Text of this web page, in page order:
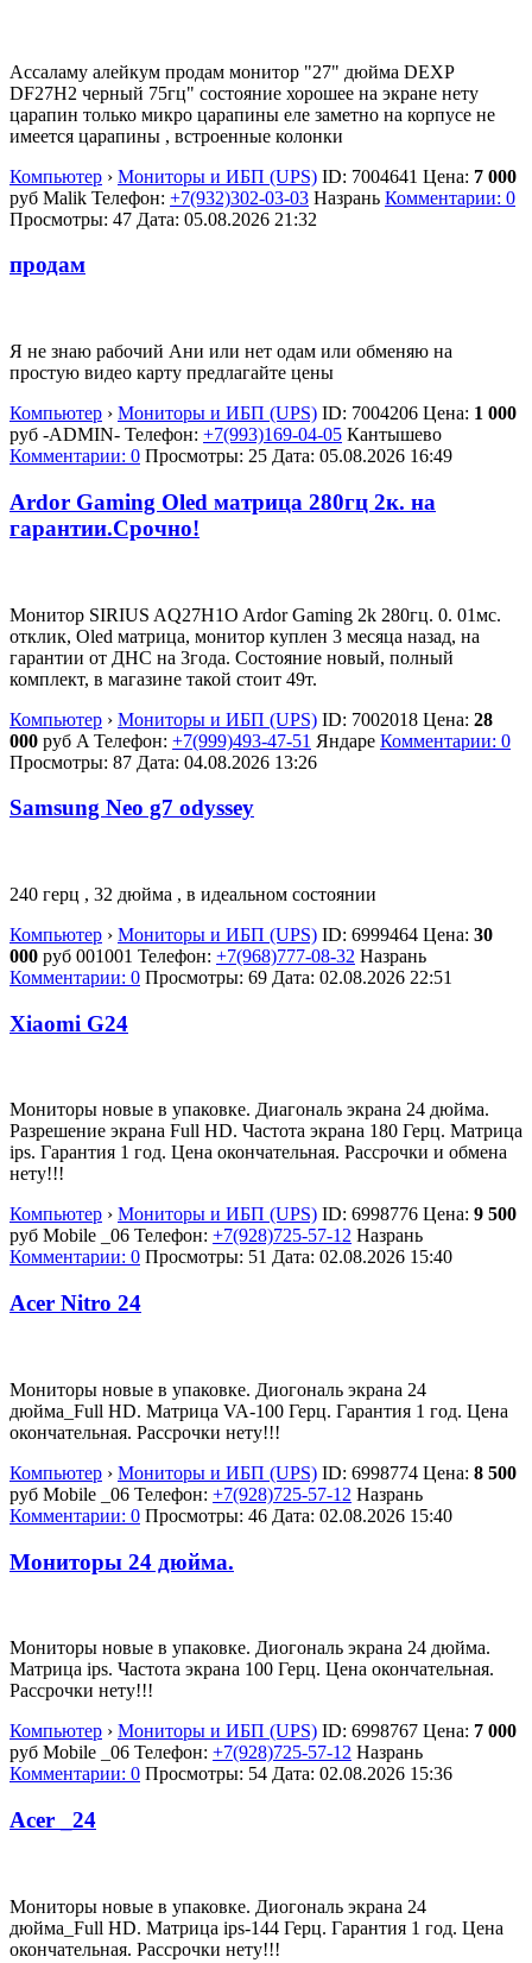
Ассаламу алейкум продам монитор "27" дюйма DEXP
DF27H2 черный 75гц" состояние хорошее на экране нету
царапин только микро царапины еле заметно на корпусе не
имеется царапины , встроенные колонки
Компьютер › Мониторы и ИБП (UPS) ID: 7004641 Цена: 7 000
руб Malik Телефон: +7(932)302-03-03 Назрань Комментарии: 0
Просмотры: 47 Дата: 05.08.2026 21:32
продам
Я не знаю рабочий Ани или нет одам или обменяю на
простую видео карту предлагайте цены
Компьютер › Мониторы и ИБП (UPS) ID: 7004206 Цена: 1 000
руб -ADMIN- Телефон: +7(993)169-04-05 Кантышево
Комментарии: 0 Просмотры: 25 Дата: 05.08.2026 16:49
Ardor Gaming Oled матрица 280гц 2к. на
гарантии.Срочно!
Монитор SIRIUS AQ27H1O Ardor Gaming 2k 280гц. 0. 01мс.
отклик, Oled матрица, монитор куплен 3 месяца назад, на
гарантии от ДНС на 3года. Состояние новый, полный
комплект, в магазине такой стоит 49т.
Компьютер › Мониторы и ИБП (UPS) ID: 7002018 Цена: 28
000 руб A Телефон: +7(999)493-47-51 Яндаре Комментарии: 0
Просмотры: 87 Дата: 04.08.2026 13:26
Samsung Neo g7 odyssey
240 герц , 32 дюйма , в идеальном состоянии
Компьютер › Мониторы и ИБП (UPS) ID: 6999464 Цена: 30
000 руб 001001 Телефон: +7(968)777-08-32 Назрань
Комментарии: 0 Просмотры: 69 Дата: 02.08.2026 22:51
Xiaomi G24
Мониторы новые в упаковке. Диагональ экрана 24 дюйма.
Разрешение экрана Full HD. Частота экрана 180 Герц. Матрица
ips. Гарантия 1 год. Цена окончательная. Рассрочки и обмена
нету!!!
Компьютер › Мониторы и ИБП (UPS) ID: 6998776 Цена: 9 500
руб Mobile _06 Телефон: +7(928)725-57-12 Назрань
Комментарии: 0 Просмотры: 51 Дата: 02.08.2026 15:40
Acer Nitro 24
Мониторы новые в упаковке. Диогональ экрана 24
дюйма_Full HD. Матрица VA-100 Герц. Гарантия 1 год. Цена
окончательная. Рассрочки нету!!!
Компьютер › Мониторы и ИБП (UPS) ID: 6998774 Цена: 8 500
руб Mobile _06 Телефон: +7(928)725-57-12 Назрань
Комментарии: 0 Просмотры: 46 Дата: 02.08.2026 15:40
Мониторы 24 дюйма.
Мониторы новые в упаковке. Диогональ экрана 24 дюйма.
Матрица ips. Частота экрана 100 Герц. Цена окончательная.
Рассрочки нету!!!
Компьютер › Мониторы и ИБП (UPS) ID: 6998767 Цена: 7 000
руб Mobile _06 Телефон: +7(928)725-57-12 Назрань
Комментарии: 0 Просмотры: 54 Дата: 02.08.2026 15:36
Acer _24
Мониторы новые в упаковке. Диогональ экрана 24
дюйма_Full HD. Матрица ips-144 Герц. Гарантия 1 год. Цена
окончательная. Рассрочки нету!!!